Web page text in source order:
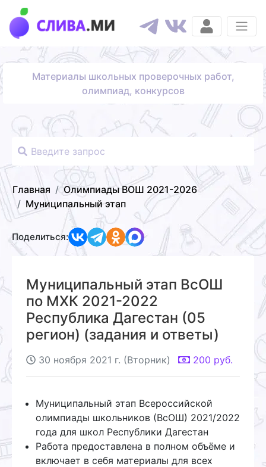
Материалы школьных проверочных работ,
олимпиад, конкурсов
Главная
Олимпиады ВОШ 2021-2026
Муниципальный этап
Поделиться:
Муниципальный этап ВсОШ
по МХК 2021-2022
Республика Дагестан (05
регион) (задания и ответы)
30 ноября 2021 г. (Вторник) 200 руб.
Муниципальный этап Всероссийской
олимпиады школьников (ВсОШ) 2021/2022
года для школ Республики Дагестан
Работа предоставлена в полном объёме и
включает в себя материалы для всех